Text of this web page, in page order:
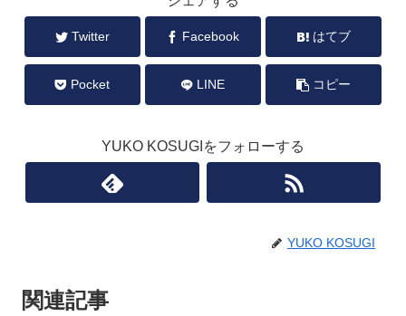
Twitter Facebook はてブ
Pocket LINE コピー
YUKO KOSUGIをフォローする
YUKO KOSUGI
関連記事